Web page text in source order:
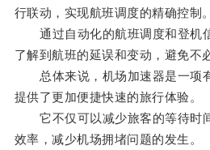
行联动，实现航班调度的精确控制。
通过自动化的航班调度和登机
了解到航班的延误和变动，避免不
总体来说，机场加速器是一项
提供了更加便捷快速的旅行体验。
它不仅可以减少旅客的等待时
效率，减少机场拥堵问题的发生。